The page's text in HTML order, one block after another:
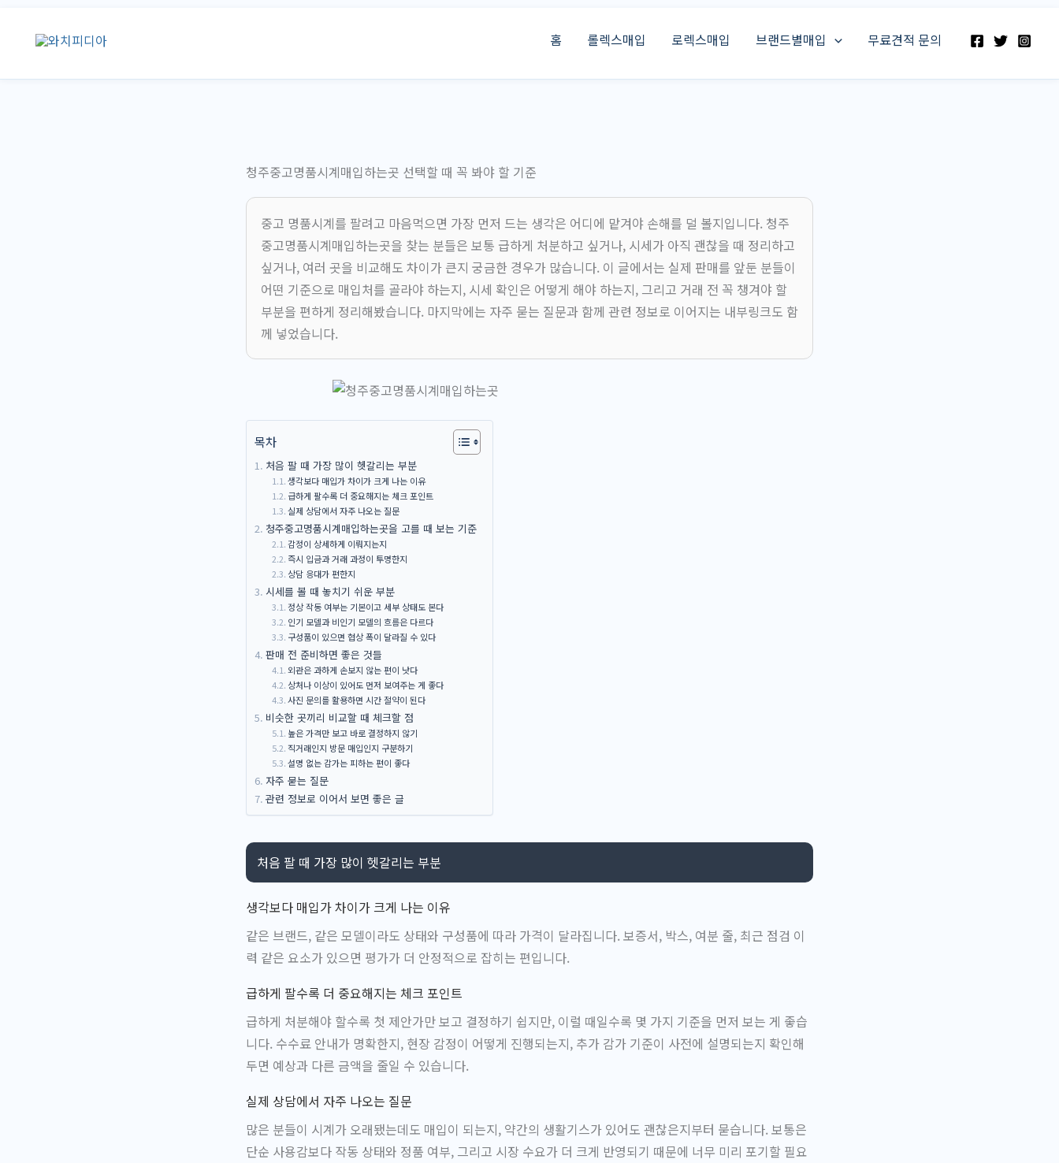
로
홈 롤렉스매입 로렉스매입 브랜드별매입 무료견적 문의
청주중고명품시계매입하는곳 선택할 때 꼭 봐야 할 기준
중고 명품시계를 팔려고 마음먹으면 가장 먼저 드는 생각은 어디에 맡겨야 손해를 덜 볼지입니다. 청주
중고명품시계매입하는곳을 찾는 분들은 보통 급하게 처분하고 싶거나, 시세가 아직 괜찮을 때 정리하고
싶거나, 여러 곳을 비교해도 차이가 큰지 궁금한 경우가 많습니다. 이 글에서는 실제 판매를 앞둔 분들이
어떤 기준으로 매입처를 골라야 하는지, 시세 확인은 어떻게 해야 하는지, 그리고 거래 전 꼭 챙겨야 할
부분을 편하게 정리해봤습니다. 마지막에는 자주 묻는 질문과 함께 관련 정보로 이어지는 내부링크도 함
께 넣었습니다.
목차
처음 팔 때 가장 많이 헷갈리는 부분
생각보다 매입가 차이가 크게 나는 이유
급하게 팔수록 더 중요해지는 체크 포인트
실제 상담에서 자주 나오는 질문
청주중고명품시계매입하는곳을 고를 때 보는 기준
감정이 상세하게 이뤄지는지
즉시 입금과 거래 과정이 투명한지
상담 응대가 편한지
시세를 볼 때 놓치기 쉬운 부분
정상 작동 여부는 기본이고 세부 상태도 본다
인기 모델과 비인기 모델의 흐름은 다르다
구성품이 있으면 협상 폭이 달라질 수 있다
판매 전 준비하면 좋은 것들
외관은 과하게 손보지 않는 편이 낫다
상처나 이상이 있어도 먼저 보여주는 게 좋다
사진 문의를 활용하면 시간 절약이 된다
비슷한 곳끼리 비교할 때 체크할 점
높은 가격만 보고 바로 결정하지 않기
직거래인지 방문 매입인지 구분하기
설명 없는 감가는 피하는 편이 좋다
자주 묻는 질문
관련 정보로 이어서 보면 좋은 글
처음 팔 때 가장 많이 헷갈리는 부분
생각보다 매입가 차이가 크게 나는 이유
같은 브랜드, 같은 모델이라도 상태와 구성품에 따라 가격이 달라집니다. 보증서, 박스, 여분 줄, 최근 점검 이
력 같은 요소가 있으면 평가가 더 안정적으로 잡히는 편입니다.
급하게 팔수록 더 중요해지는 체크 포인트
급하게 처분해야 할수록 첫 제안가만 보고 결정하기 쉽지만, 이럴 때일수록 몇 가지 기준을 먼저 보는 게 좋습
니다. 수수료 안내가 명확한지, 현장 감정이 어떻게 진행되는지, 추가 감가 기준이 사전에 설명되는지 확인해
두면 예상과 다른 금액을 줄일 수 있습니다.
실제 상담에서 자주 나오는 질문
많은 분들이 시계가 오래됐는데도 매입이 되는지, 약간의 생활기스가 있어도 괜찮은지부터 묻습니다. 보통은
단순 사용감보다 작동 상태와 정품 여부, 그리고 시장 수요가 더 크게 반영되기 때문에 너무 미리 포기할 필요